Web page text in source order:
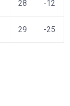
28 -12
29 -25